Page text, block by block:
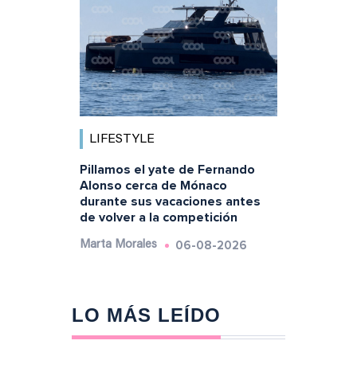
LIFESTYLE
Pillamos el yate de Fernando
Alonso cerca de Mónaco
durante sus vacaciones antes
de volver a la competición
Marta Morales 06-08-2026
LO MÁS LEÍDO